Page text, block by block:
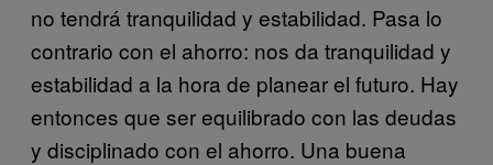
no tendrá tranquilidad y estabilidad. Pasa lo
contrario con el ahorro: nos da tranquilidad y
estabilidad a la hora de planear el futuro. Hay
entonces que ser equilibrado con las deudas
y disciplinado con el ahorro. Una buena